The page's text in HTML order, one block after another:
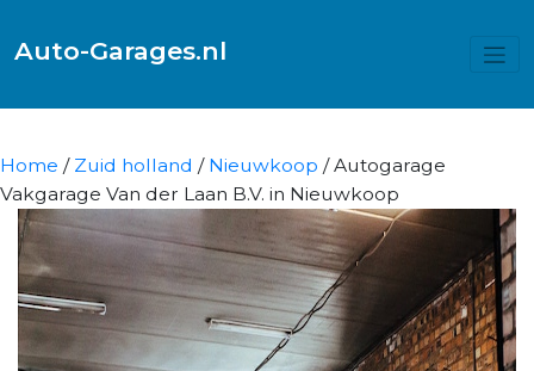
Auto-Garages.nl
Home / Zuid holland / Nieuwkoop / Autogarage
Vakgarage Van der Laan B.V. in Nieuwkoop